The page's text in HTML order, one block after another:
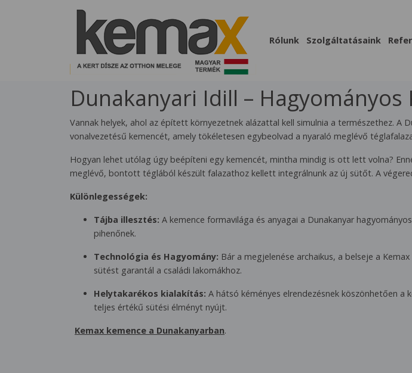
Rólunk Szolgáltatásaink
Dunakanyari Idill –
Vannak helyek, ahol az épített környezetnek alázattal kell simulnia a természethez. A
vonalvezetésű kemencét, amely tökéletesen egybeolvad a nyaraló meglévő
Hogyan lehet utólag úgy beépíteni egy kemencét, mintha mindig is ott lett volna?
meglévő, bontott téglából készült falazathoz kellett integrálnunk az új sütőt. A
Különlegességek:
Tájba illesztés: A kemence formavilága és anyagai a Dunakanyar
pihenőnek.
Technológia és Hagyomány: Bár a megjelenése archaikus, a belseje a
sütést garantál a családi lakomákhoz.
Helytakarékos kialakítás: A hátsó kéményes elrendezésnek köszönhetően
teljes értékű sütési élményt nyújt.
Kemax kemence a Dunakanyarban.